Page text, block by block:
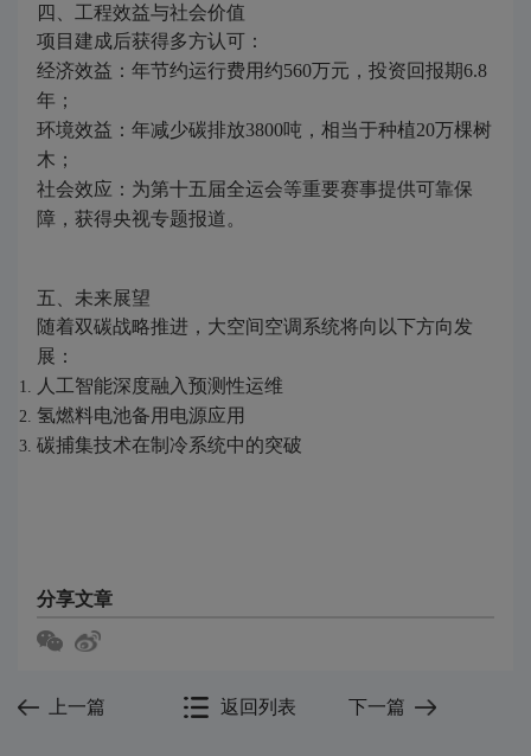
四、工程效益与社会价值
项目建成后获得多方认可：
经济效益：年节约运行费用约560万元，投资回报期6.8
年；
环境效益：年减少碳排放3800吨，相当于种植20万棵树
木；
社会效应：为第十五届全运会等重要赛事提供可靠保
障，获得央视专题报道。
五、未来展望
随着双碳战略推进，大空间空调系统将向以下方向发
展：
人工智能深度融入预测性运维
氢燃料电池备用电源应用
碳捕集技术在制冷系统中的突破
分享文章
上一篇 返回列表 下一篇